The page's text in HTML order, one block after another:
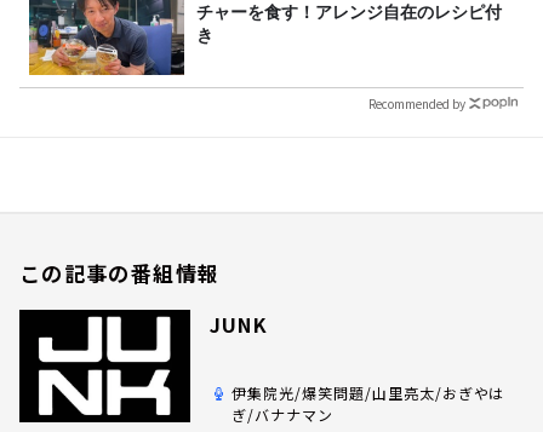
チャーを食す！アレンジ自在のレシピ付
き
Recommended by
この記事の番組情報
JUNK
伊集院光/爆笑問題/山里亮太/おぎやは
ぎ/バナナマン